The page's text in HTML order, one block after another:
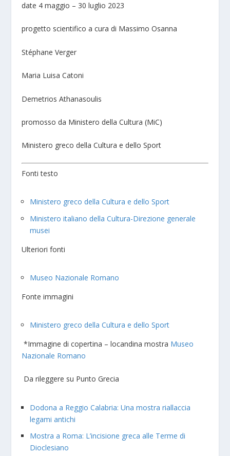
date 4 maggio – 30 luglio 2023
progetto scientifico a cura di Massimo Osanna
Stéphane Verger
Maria Luisa Catoni
Demetrios Athanasoulis
promosso da Ministero della Cultura (MiC)
Ministero greco della Cultura e dello Sport
Fonti testo
Ministero greco della Cultura e dello Sport
Ministero italiano della Cultura-Direzione generale
musei
Ulteriori fonti
Museo Nazionale Romano
Fonte immagini
Ministero greco della Cultura e dello Sport
*Immagine di copertina – locandina mostra Museo
Nazionale Romano
Da rileggere su Punto Grecia
Dodona a Reggio Calabria: Una mostra riallaccia
legami antichi
Mostra a Roma: L’incisione greca alle Terme di
Dioclesiano